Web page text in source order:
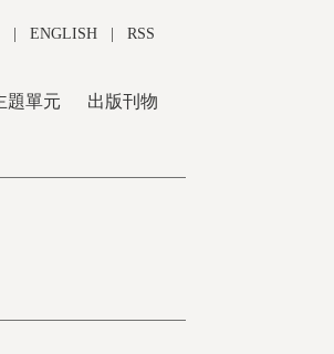
ENGLISH RSS
題單元 出版刊物